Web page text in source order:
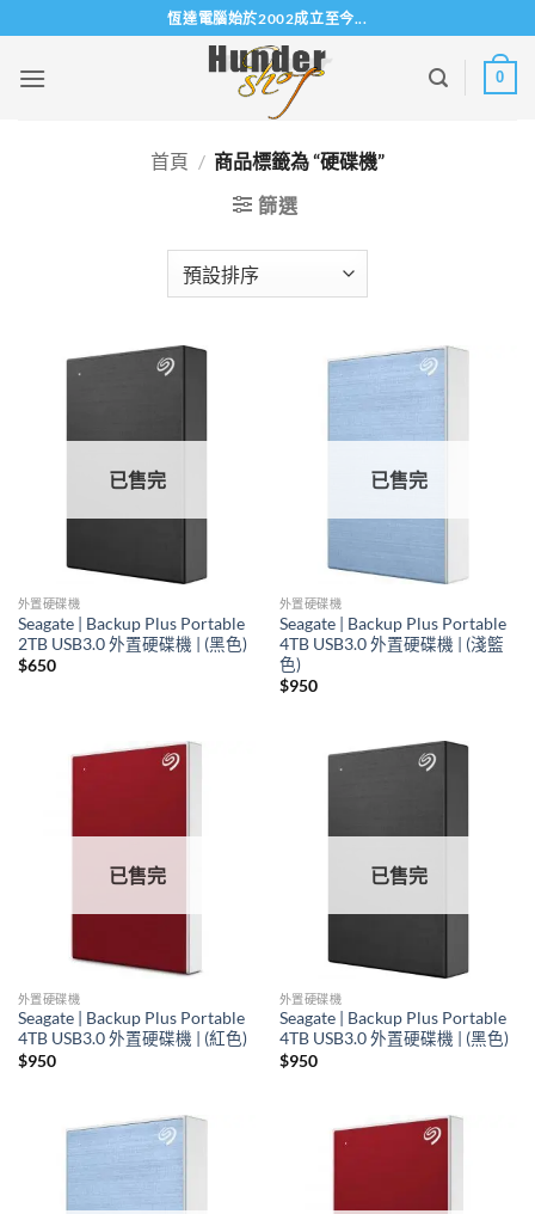
to
content
恆達電腦始於2002成立至今...
0
首頁 / 商品標籤為 “硬碟機”
篩選
已售完
外置硬碟機
Seagate | Backup Plus Portable
2TB USB3.0 外置硬碟機 | (黑色)
$650
已售完
外置硬碟機
Seagate | Backup Plus Portable
4TB USB3.0 外置硬碟機 | (淺籃
色)
$950
已售完
外置硬碟機
Seagate | Backup Plus Portable
4TB USB3.0 外置硬碟機 | (紅色)
$950
已售完
外置硬碟機
Seagate | Backup Plus Portable
4TB USB3.0 外置硬碟機 | (黑色)
$950